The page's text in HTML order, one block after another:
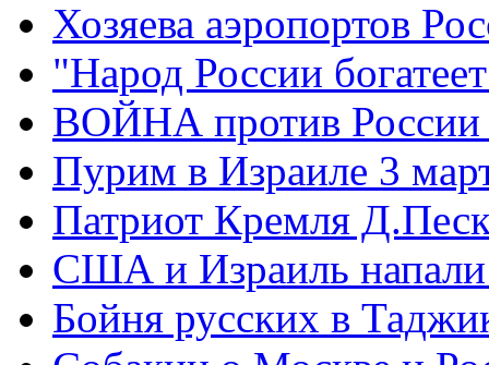
Хозяева аэропортов
"Народ России
ВОЙНА против России
Пурим в Израиле 3
Патриот Кремля
США и Израиль
Бойня русских в